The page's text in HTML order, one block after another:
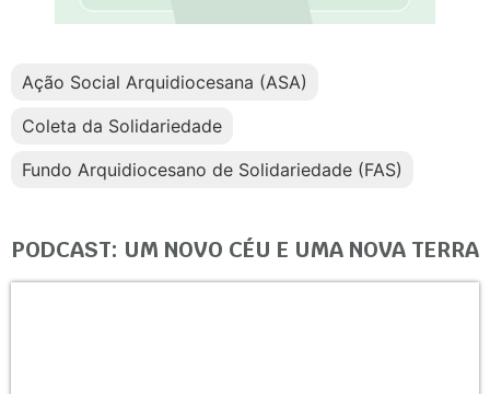
Ação Social Arquidiocesana (ASA)
Coleta da Solidariedade
Fundo Arquidiocesano de Solidariedade (FAS)
PODCAST: UM NOVO CÉU E UMA NOVA TERRA